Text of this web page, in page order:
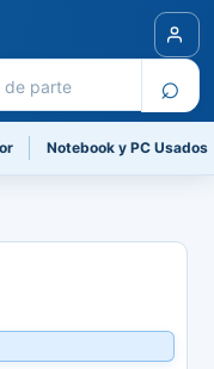
⌕
Notebook y PC Usados